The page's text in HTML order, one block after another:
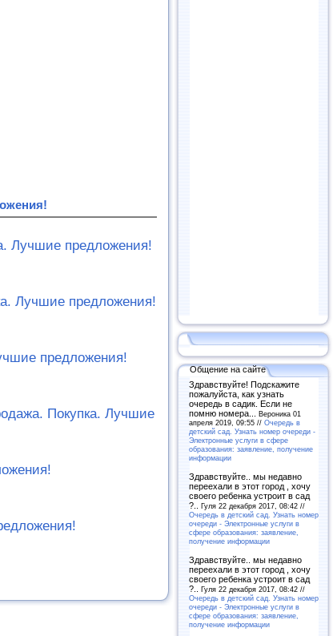
Лучшие предложения!
Лучшие предложения!
предложения!
Покупка. Лучшие
Общение на сайте
Здравствуйте! Подскажите
пожалуйста, как узнать
очередь в садик. Если не
помню номера... Вероника 01
апреля 2019, 09:55 // Очередь в
детский сад. Узнать номер очереди -
Электронные услуги в сфере
образования: заявление, получение
информации
Здравствуйте.. мы недавно
переехали в этот город , хочу
своего ребенка устроит в сад
?.. Гуля 22 декабря 2017, 08:42 //
Очередь в детский сад. Узнать номер
очереди - Электронные услуги в
сфере образования: заявление,
получение информации
Здравствуйте.. мы недавно
переехали в этот город , хочу
своего ребенка устроит в сад
?.. Гуля 22 декабря 2017, 08:42 //
Очередь в детский сад. Узнать номер
очереди - Электронные услуги в
сфере образования: заявление,
получение информации